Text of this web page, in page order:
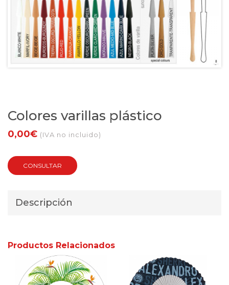
Colores varillas plástico
0,00€ (IVA no incluido)
CONSULTAR
Descripción
Productos Relacionados